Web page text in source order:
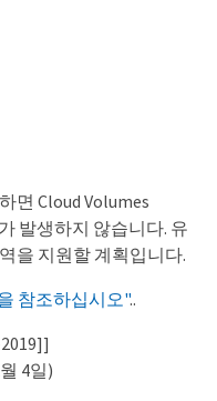
면 Cloud Volumes
발생하지 않습니다. 유
을 지원할 계획입니다.
참조하십시오"..
4일)